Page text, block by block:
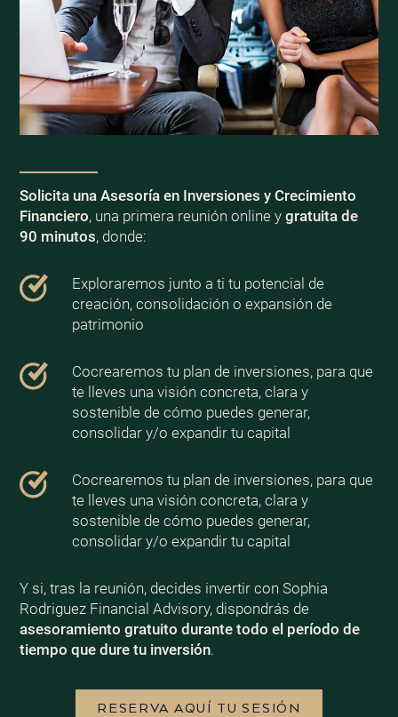
Solicita una Asesoría en Inversiones y Crecimiento
Financiero, una primera reunión online y gratuita de
90 minutos, donde:
Exploraremos junto a ti tu potencial de
creación, consolidación o expansión de
patrimonio
Cocrearemos tu plan de inversiones, para que
te lleves una visión concreta, clara y
sostenible de cómo puedes generar,
consolidar y/o expandir tu capital
Cocrearemos tu plan de inversiones, para que
te lleves una visión concreta, clara y
sostenible de cómo puedes generar,
consolidar y/o expandir tu capital
Y si, tras la reunión, decides invertir con Sophia
Rodriguez Financial Advisory, dispondrás de
asesoramiento gratuito durante todo el período de
tiempo que dure tu inversión.
RESERVA AQUÍ TU SESIÓN